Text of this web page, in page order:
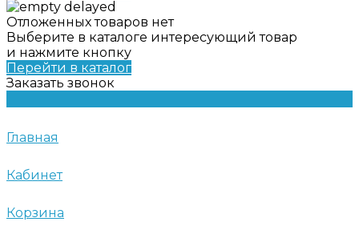
Отложенных товаров нет
Выберите в каталоге интересующий товар
и нажмите кнопку
Перейти в каталог
Заказать звонок
Главная
Кабинет
Корзина